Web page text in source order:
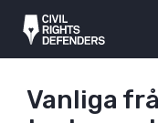
Vanliga